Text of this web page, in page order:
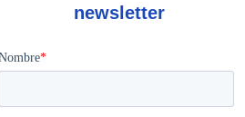
newsletter